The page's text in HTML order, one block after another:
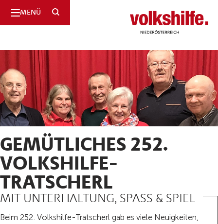
MENÜ SUCHE Niederösterreich
GEMÜTLICHES 252.
VOLKSHILFE-
TRATSCHERL
MIT UNTERHALTUNG, SPASS & SPIEL
Beim 252. Volkshilfe-Tratscherl gab es viele Neuigkeiten,